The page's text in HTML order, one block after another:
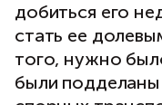
добиться его
стать ее
того, нужно
были